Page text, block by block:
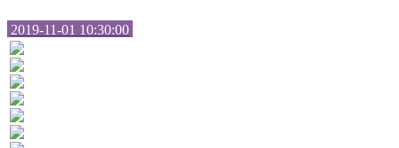
2019-11-01 10:30:00